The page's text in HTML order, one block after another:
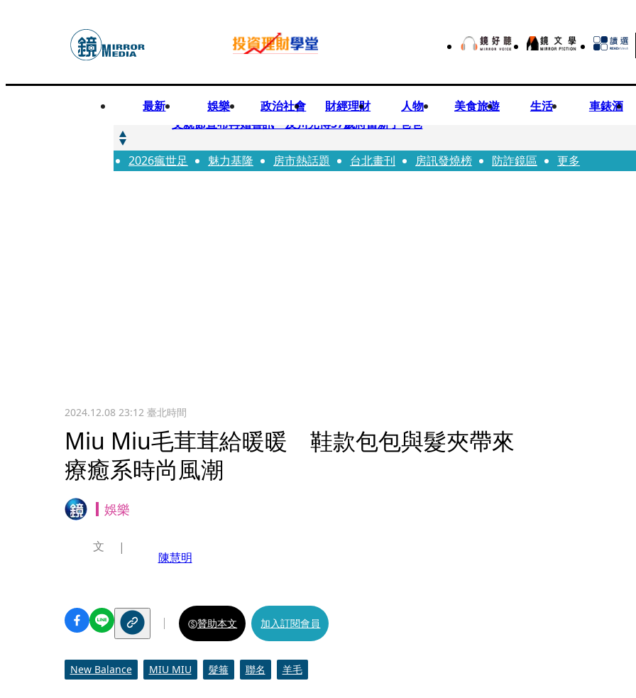
最新 娛樂 政治社會 財經理財 人物 美食旅遊 生活 車錶酒
快訊
父親節宣布再婚喜訊 及川光博57歲將當新手爸爸
快訊
改姓斷開阿湯哥！20歲舒莉首登台「1人分飾4角」 觀眾驚艷：錯怪星二代了
2026瘋世足 魅力基隆 房市熱話題 台北畫刊 房訊發燒榜 防詐鏡區 更多
2024.12.08 23:12臺北時間
Miu Miu毛茸茸給暖暖 鞋款包包與髮夾帶來
療癒系時尚風潮
娛樂
文
陳慧明
贊助本文 加入訂閱會員
New Balance MIU MIU 髮箍 聯名 羊毛